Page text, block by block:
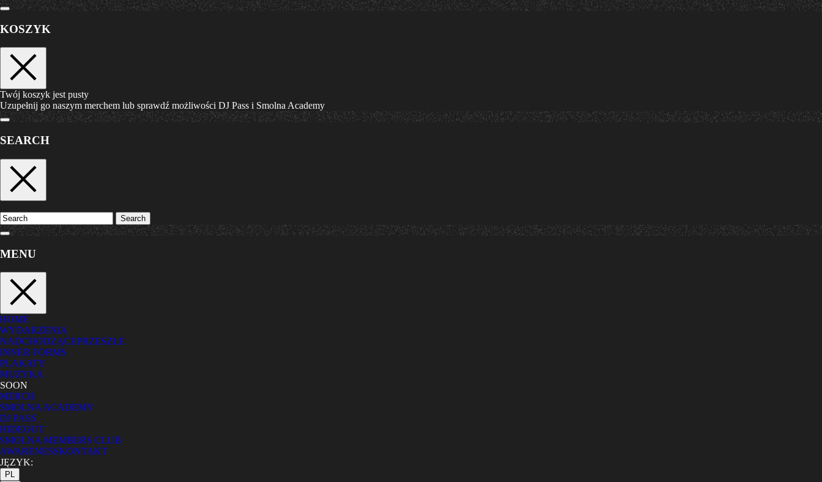
KOSZYK
Twój koszyk jest pusty
Uzupełnij go naszym merchem lub sprawdź możliwości DJ Pass i Smolna Academy
SEARCH
Search
MENU
HOME
WYDARZENIA
NADCHODZĄCEPRZESZŁE
INNER FORMS
PLAKATY
MUZYKA
SOON
MERCH
SMOLNA ACADEMY
DJ PASS
HIDEOUT
SMOLNA MEMBERS CLUB
AWARENESSKONTAKT
JĘZYK:
PL